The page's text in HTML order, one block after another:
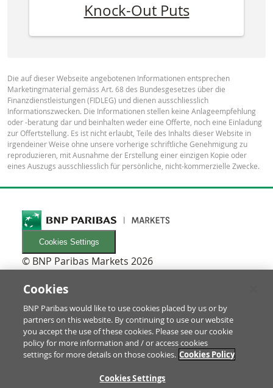
Knock-Out Puts
Die auf dieser Webseite angebotenen Informationen entsprechen
Marketingmaterial gemäss Art. 68 des Bundesgesetzes über die
Finanzdienstleistungen (FIDLEG) und dienen ausschliesslich
Informationszwecken. Die Informationen stellen keine Anlageempfehlung
oder -beratung dar und beinhalten weder eine Offerte, noch eine Einladung
zur Offertstellung. Es ist nicht erlaubt, Teile des Inhalts dieser Website in
irgendeiner Weise ohne unsere vorherige schriftliche Genehmigung zu
reproduzieren, mit Ausnahme der Erstellung einer einzigen Kopie oder
eines Auszugs ausschliesslich für persönliche, nicht-kommerzielle Zwecke.
Cookies Settings
© BNP Paribas Markets 2026
Newsletters
Glossar
RECHTLICHES
Nutzungsbedingungen/Rechtliche Hinweise
Prospekt & Anleger-Informationen
Cookies
BNP Paribas would like to use cookies placed by us or by
partners on this website. By continuing to use our website
you accept the use of these cookies. Please see our cookie
policy for more information and / or access cookies
settings for more details on those cookies. Cookies Policy
Cookies Settings